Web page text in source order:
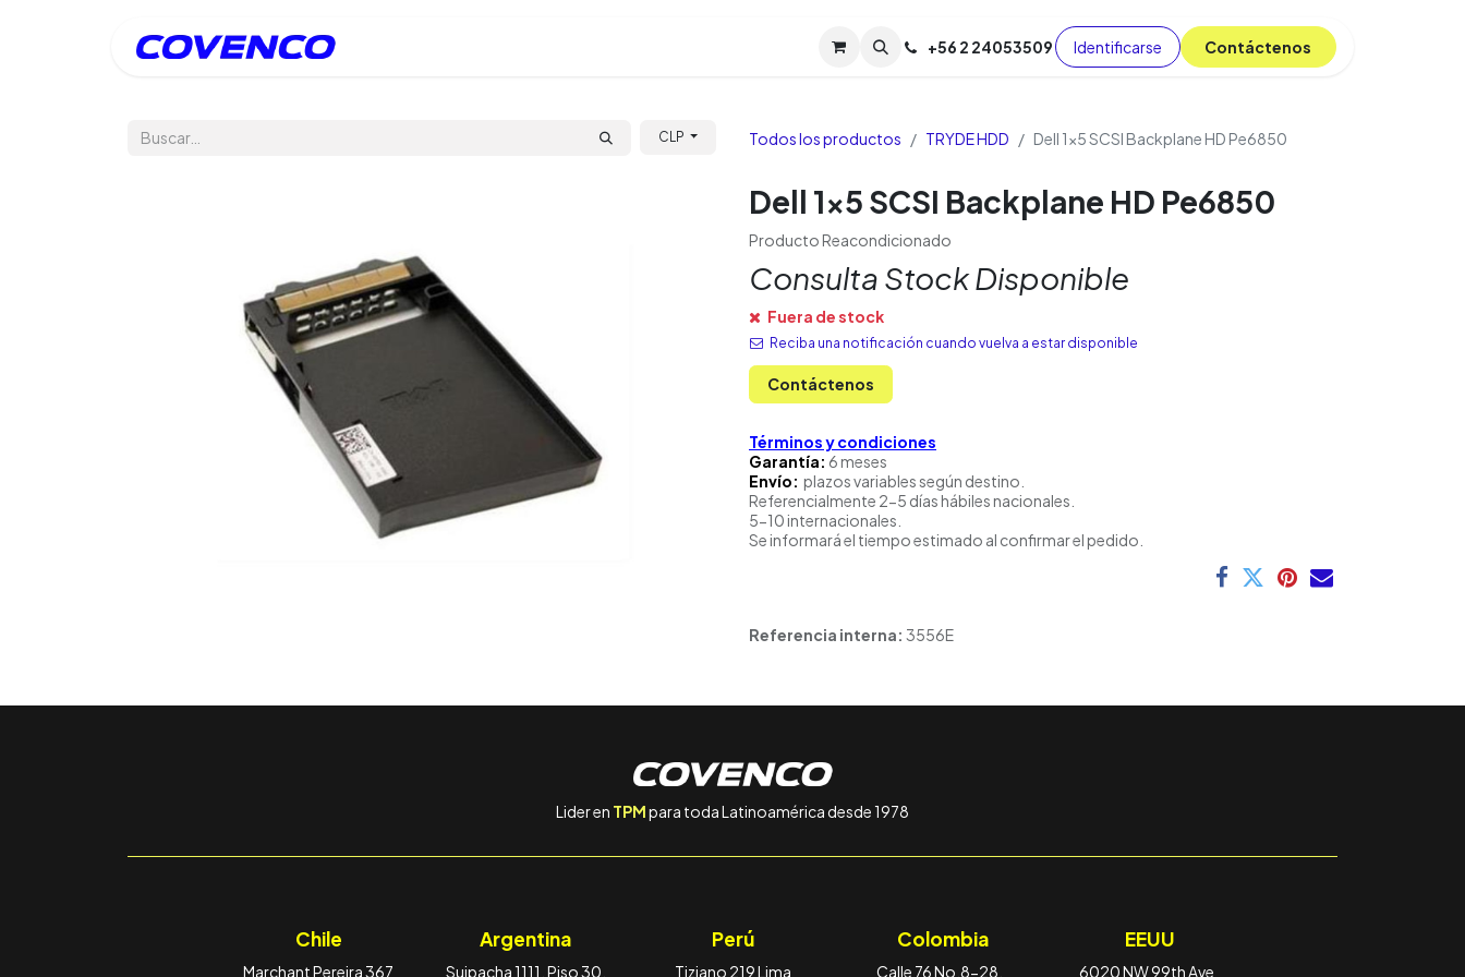
Soporte TPM (CL) Tienda Cursos Blog
+56 2 24053509 Identificarse C​​​​ont​​​​áct​​​​​​en​​​​​​os
CLP Todos los productos TRYDE HDD Dell 1x5 SCSI Backplane HD Pe6850
Dell 1x5 SCSI Backplane HD Pe6850
Producto Reacondicionado
Consulta Stock Disponible
Fuera de stock
Reciba una notificación cuando vuelva a estar disponible
Contáctenos
Términos y condiciones
Garantía: 6 meses
Envío: plazos variables según destino.
Referencialmente 2-5 días hábiles nacionales.
5-10 internacionales.
Se informará el tiempo estimado al confirmar el pedido.
Referencia interna: 3556E
Lider en TPMpara toda Latinoamérica desde 1978
Chile
Marchant Pereira 367
Argentina
Suipacha 1111, Piso 30,
Perú
Tiziano 219 Lima
Colombia
Calle 76 No.8-28,
EEUU
6020 NW 99th Ave